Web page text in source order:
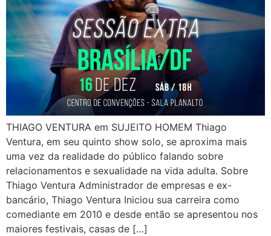
THIAGO VENTURA em SUJEITO HOMEM Thiago
Ventura, em seu quinto show solo, se aproxima mais
uma vez da realidade do público falando sobre
relacionamentos e sexualidade na vida adulta. Sobre
Thiago Ventura Administrador de empresas e ex-
bancário, Thiago Ventura Iniciou sua carreira como
comediante em 2010 e desde então se apresentou nos
maiores festivais, casas de […]